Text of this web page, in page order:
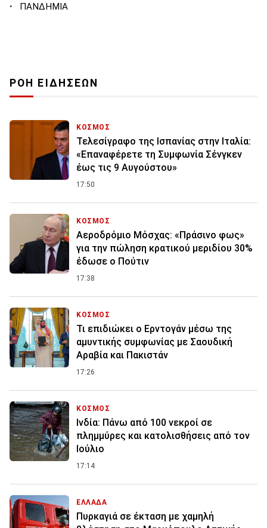
· ΠΑΝΔΗΜΙΑ
ΡΟΗ ΕΙΔΗΣΕΩΝ
ΚΟΣΜΟΣ
Τελεσίγραφο της Ισπανίας στην Ιταλία:
«Επαναφέρετε τη Συμφωνία Σένγκεν
έως τις 9 Αυγούστου»
17:50
ΚΟΣΜΟΣ
Αεροδρόμιο Μόσχας: «Πράσινο φως»
για την πώληση κρατικού μεριδίου 30%
έδωσε ο Πούτιν
17:38
ΚΟΣΜΟΣ
Τι επιδιώκει ο Ερντογάν μέσω της
αμυντικής συμφωνίας με Σαουδική
Αραβία και Πακιστάν
17:26
ΚΟΣΜΟΣ
Ινδία: Πάνω από 100 νεκροί σε
πλημμύρες και κατολισθήσεις από τον
Ιούλιο
17:14
ΕΛΛΑΔΑ
Πυρκαγιά σε έκταση με χαμηλή